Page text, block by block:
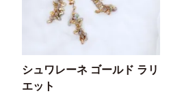
シュワレーネ ゴールド ラリ
エット